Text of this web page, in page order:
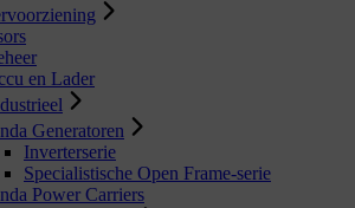
en Lader
Generatoren
Inverterserie
Specialistische Open Frame-serie
Power Carriers